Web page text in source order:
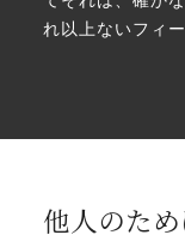
れ以上ないフィ
他人のた